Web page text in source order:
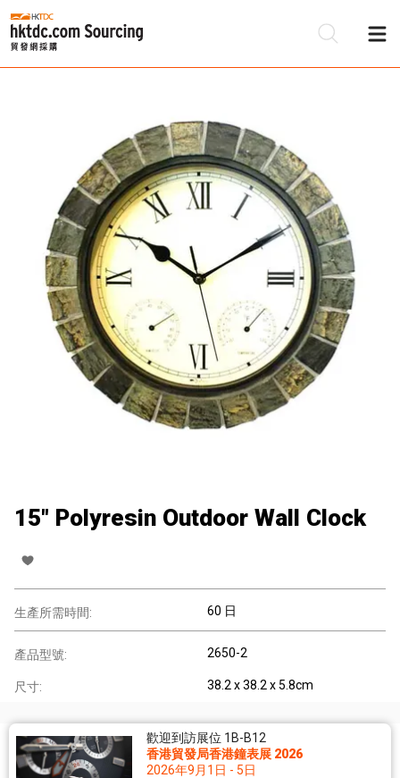
15" Polyresin Outdoor Wall Clock
生產所需時間: 60 日
產品型號: 2650-2
尺寸: 38.2 x 38.2 x 5.8cm
歡迎到訪展位 1B-B12
香港貿發局香港鐘表展 2026
2026年9月1日 - 5日